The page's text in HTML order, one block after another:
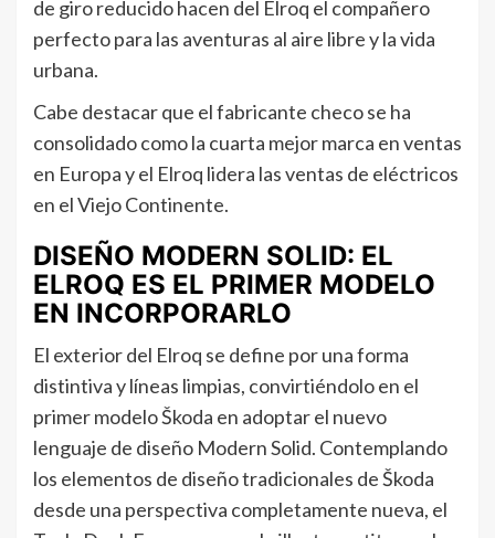
de giro reducido hacen del Elroq el compañero
perfecto para las aventuras al aire libre y la vida
urbana.
Cabe destacar que el fabricante checo se ha
consolidado como la cuarta mejor marca en ventas
en Europa y el Elroq lidera las ventas de eléctricos
en el Viejo Continente.
DISEÑO MODERN SOLID: EL
ELROQ ES EL PRIMER MODELO
EN INCORPORARLO
El exterior del Elroq se define por una forma
distintiva y líneas limpias, convirtiéndolo en el
primer modelo Škoda en adoptar el nuevo
lenguaje de diseño Modern Solid. Contemplando
los elementos de diseño tradicionales de Škoda
desde una perspectiva completamente nueva, el